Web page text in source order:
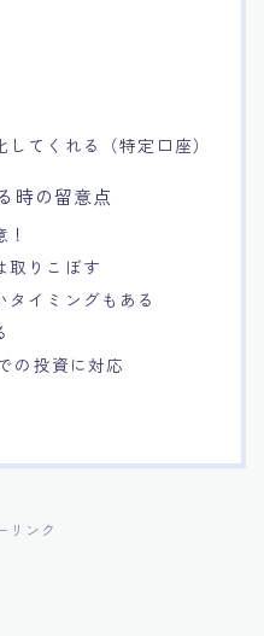
てくれる（特定口座）
時の留意点
取りこぼす
イミングもある
の投資に対応
リンク